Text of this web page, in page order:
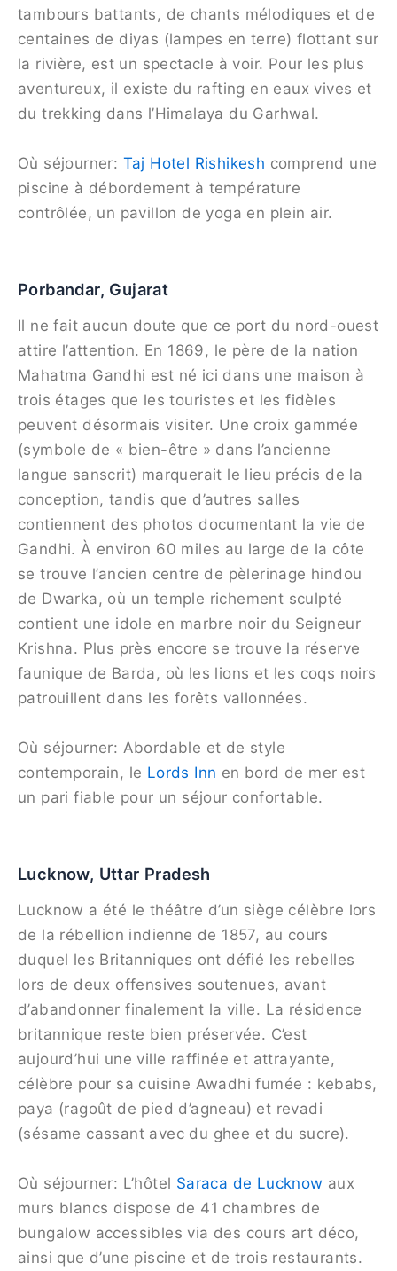
tambours battants, de chants mélodiques et de
centaines de diyas (lampes en terre) flottant sur
la rivière, est un spectacle à voir. Pour les plus
aventureux, il existe du rafting en eaux vives et
du trekking dans l’Himalaya du Garhwal.
Où séjourner: Taj Hotel Rishikesh comprend une
piscine à débordement à température
contrôlée, un pavillon de yoga en plein air.
Porbandar, Gujarat
Il ne fait aucun doute que ce port du nord-ouest
attire l’attention. En 1869, le père de la nation
Mahatma Gandhi est né ici dans une maison à
trois étages que les touristes et les fidèles
peuvent désormais visiter. Une croix gammée
(symbole de « bien-être » dans l’ancienne
langue sanscrit) marquerait le lieu précis de la
conception, tandis que d’autres salles
contiennent des photos documentant la vie de
Gandhi. À environ 60 miles au large de la côte
se trouve l’ancien centre de pèlerinage hindou
de Dwarka, où un temple richement sculpté
contient une idole en marbre noir du Seigneur
Krishna. Plus près encore se trouve la réserve
faunique de Barda, où les lions et les coqs noirs
patrouillent dans les forêts vallonnées.
Où séjourner: Abordable et de style
contemporain, le Lords Inn en bord de mer est
un pari fiable pour un séjour confortable.
Lucknow, Uttar Pradesh
Lucknow a été le théâtre d’un siège célèbre lors
de la rébellion indienne de 1857, au cours
duquel les Britanniques ont défié les rebelles
lors de deux offensives soutenues, avant
d’abandonner finalement la ville. La résidence
britannique reste bien préservée. C’est
aujourd’hui une ville raffinée et attrayante,
célèbre pour sa cuisine Awadhi fumée : kebabs,
paya (ragoût de pied d’agneau) et revadi
(sésame cassant avec du ghee et du sucre).
Où séjourner: L’hôtel Saraca de Lucknow aux
murs blancs dispose de 41 chambres de
bungalow accessibles via des cours art déco,
ainsi que d’une piscine et de trois restaurants.